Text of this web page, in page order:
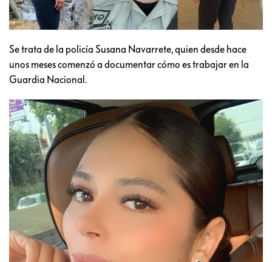
Se trata de la policía Susana Navarrete, quien desde hace
unos meses comenzó a documentar cómo es trabajar en la
Guardia Nacional.